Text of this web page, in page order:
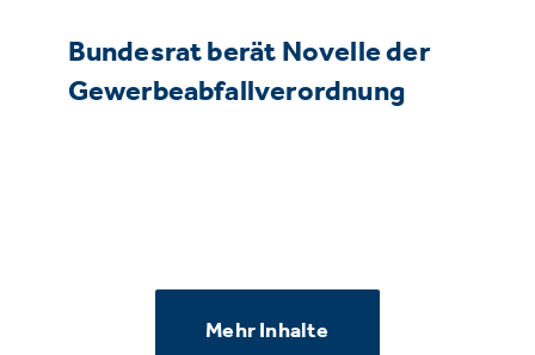
Bundesrat berät Novelle der
Gewerbeabfallverordnung
Mehr Inhalte